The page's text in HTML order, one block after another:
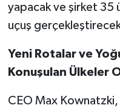
yapacak ve şirket 35
uçuş
Yeni Rotalar ve
Konuşulan Ülkeler
CEO Max